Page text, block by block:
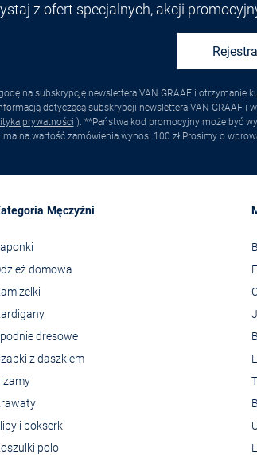
z ofert specjalnych, akcji
na subskrypcję newslettera VAN GRAAF i otrzymanie
dotyczącą subskrybcji newslettera VAN GRAAF i
prywatności ). **Państwa kod promocyjny może być
wartość zamówienia wynosi 100 zł Prosimy o
Męczyźni
domowa
dresowe
z daszkiem
i bokserki
polo